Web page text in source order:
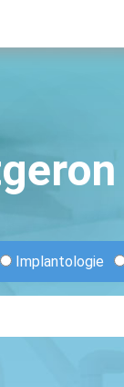
Implantologie